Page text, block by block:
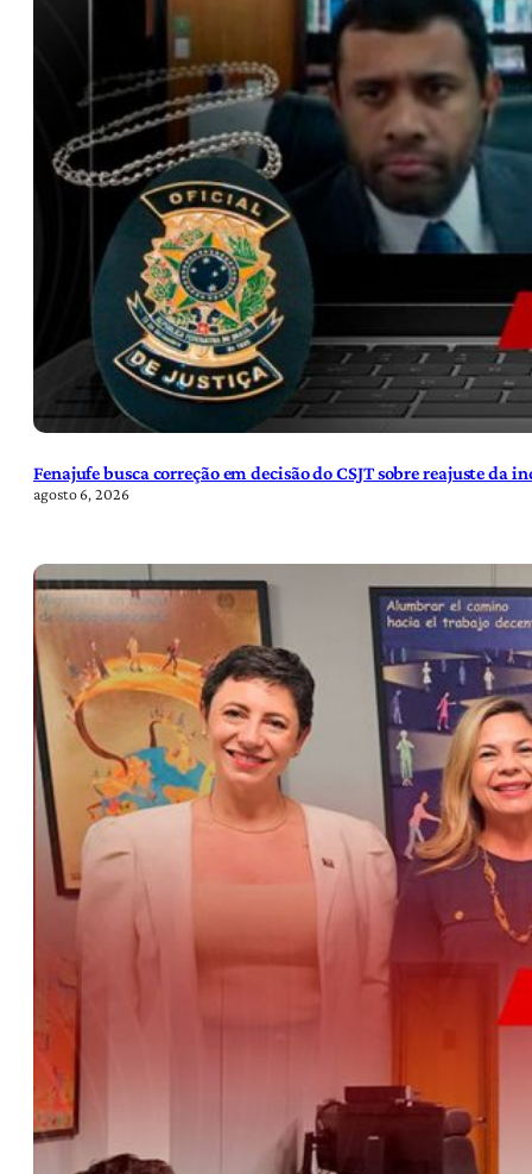
Fenajufe busca correção em decisão do CSJT sobre reajuste da
agosto 6, 2026